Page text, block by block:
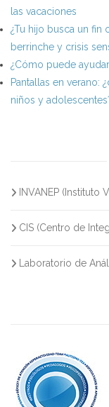
las vacaciones
¿Tu hijo busca un fin
berrinche y crisis
¿Cómo puede
Pantallas en verano:
niños y
INVANEP
CIS (Centro de
Laboratorio de